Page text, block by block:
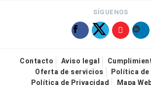
SÍGUENOS
Contacto Aviso legal
Oferta de servicios
Política
Política de Privacidad
Mapa